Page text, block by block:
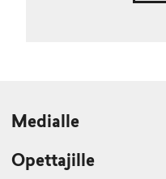
Medialle
Opettajille